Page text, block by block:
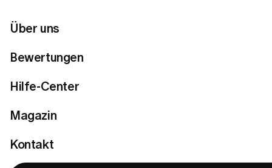
Über uns
Bewertungen
Hilfe-Center
Magazin
Kontakt
app.co
Unser Versprechen.
bieten wir Ihnen einen transparenten
Erstattung bei Nichtnutzung.
Abonnement abgeschlossen, aber noch nicht mit dem